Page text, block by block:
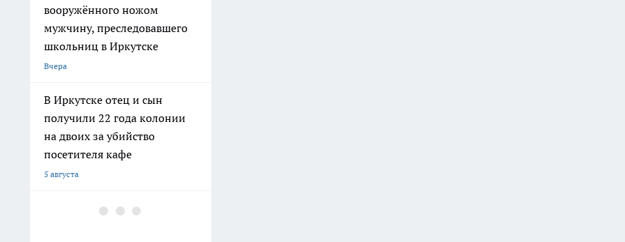
вооружённого ножом
мужчину, преследовавшего
школьниц в Иркутске
Вчера
В Иркутске отец и сын
получили 22 года колонии
на двоих за убийство
посетителя кафе
5 августа
В Иркутском районе